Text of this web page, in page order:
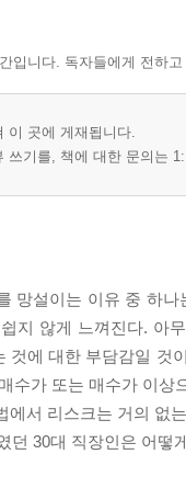
파트 투자법
로 매수하기
수 있을까?
구축 빌라를 노려라
입니다. 독자들에게 전하
이 곳에 게재됩니다.
쓰기를, 책에 대한 문의는
망설이는 이유 중 하
지 않게 느껴진다. 아
것에 대한 부담감일 것
수가 또는 매수가 이
에서 리스크는 거의 없
던 30대 직장인은 어떻